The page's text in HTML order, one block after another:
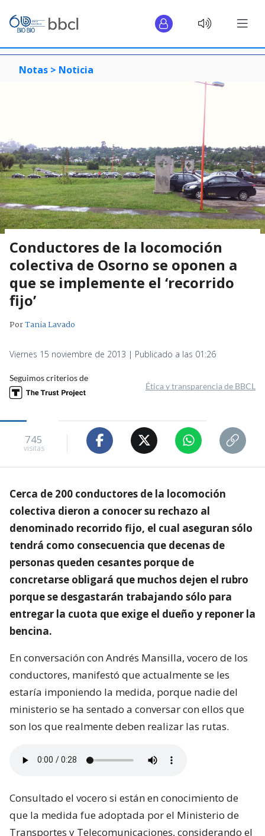
Notas > Noticia
Conductores de la locomoción
colectiva de Osorno se oponen a
que se implemente el ‘recorrido
fijo’
PorTania Lavado
Viernes 15 noviembre de 2013 | Publicado a las 01:26
Seguimos criterios de
Ética y transparencia de BBCL
745
visitas
Cerca de 200 conductores de la locomoción
colectiva dieron a conocer su rechazo al
denominado recorrido fijo, el cual aseguran sólo
tendrá como consecuencia que decenas de
personas queden cesantes porque de
concretarse obligará que muchos dejen el rubro
porque se desgastarán trabajando sólo para
entregar la cuota que exige el dueño y reponer la
bencina.
En conversación con Andrés Mansilla, vocero de los
conductores, manifestó que actualmente se les
estaría imponiendo la medida, porque nadie del
ministerio se ha sentado a conversar con ellos que
son los que realmente deben realizar las rutas.
Consultado el vocero si están en conocimiento de
que la medida fue adoptada por el Ministerio de
Transportes y Telecomunicaciones, considerando el